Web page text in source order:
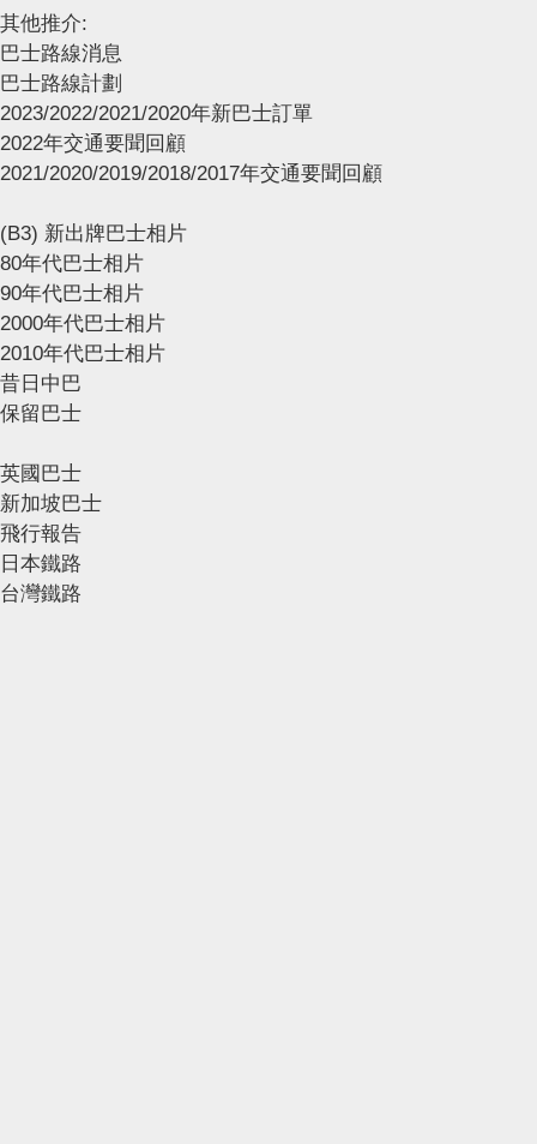
其他推介:
巴士路線消息
巴士路線計劃
2023/2022/2021/2020年新巴士訂單
2022年交通要聞回顧
2021/2020/2019/2018/2017年交通要聞回顧
(B3) 新出牌巴士相片
80年代巴士相片
90年代巴士相片
2000年代巴士相片
2010年代巴士相片
昔日中巴
保留巴士
英國巴士
新加坡巴士
飛行報告
日本鐵路
台灣鐵路